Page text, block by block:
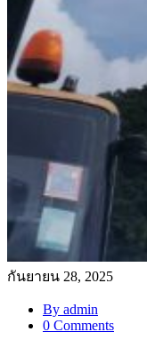
กันยายน 28, 2025
By admin
0 Comments